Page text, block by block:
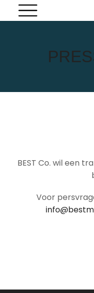
BEST Co. wil een
Voor